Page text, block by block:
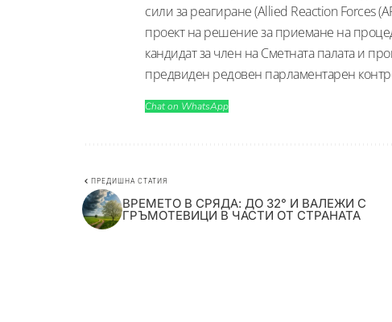
сили за реагиране (Allied Reaction Forces
проект на решение за приемане на
кандидат за член на Сметната палата и
предвиден редовен парламентарен
Chat on WhatsApp
ПРЕДИШНА СТАТИЯ
ВРЕМЕТО В СРЯДА: ДО 32° И ВАЛЕЖИ С
ГРЪМОТЕВИЦИ В ЧАСТИ ОТ СТРАНАТА